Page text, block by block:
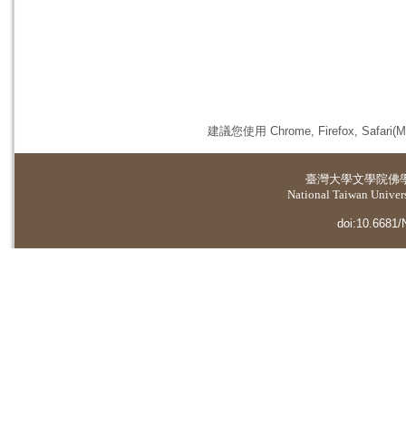
建議您使用 Chrome, Firefox,
臺灣大學文學院佛
National Taiwan
doi:10.6681/